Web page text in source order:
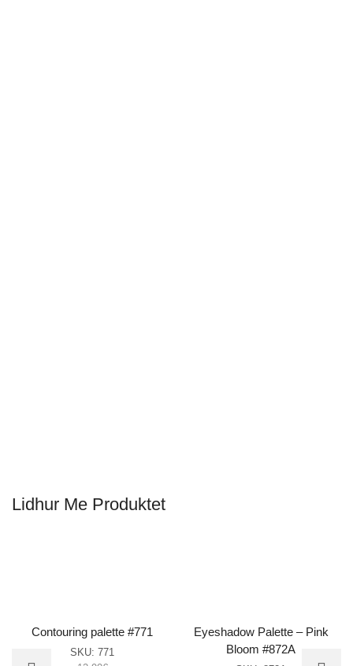
Lidhur Me Produktet
Contouring palette #771
SKU: 771
Eyeshadow Palette – Pink
Bloom #872A